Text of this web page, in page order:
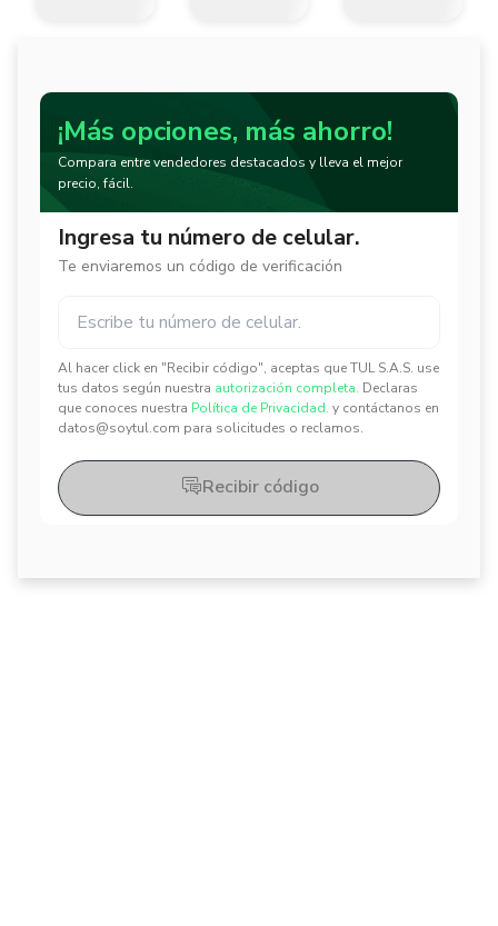
¡Más opciones, más ahorro!
Compara entre vendedores destacados y lleva el mejor
precio, fácil.
Ingresa tu número de celular.
Te enviaremos un código de verificación
Al hacer click en "Recibir código", aceptas que TUL S.A.S. use
tus datos según nuestra autorización completa. Declaras
que conoces nuestra Política de Privacidad. y contáctanos en
datos@soytul.com para solicitudes o reclamos.
Recibir código